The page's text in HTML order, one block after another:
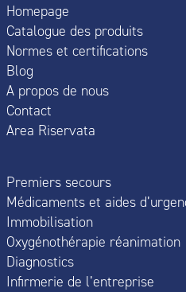
Homepage
Catalogue des produits
Normes et certifications
Blog
A propos de nous
Contact
Area Riservata
Premiers secours
Médicaments et aides
Immobilisation
Oxygénothérapie réanimation
Diagnostics
Infirmerie de l’entreprise